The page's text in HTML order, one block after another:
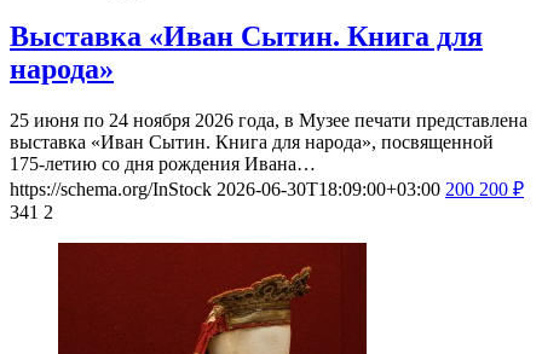
Выставка «Иван Сытин. Книга для
народа»
25 июня по 24 ноября 2026 года, в Музее печати представлена
выставка «Иван Сытин. Книга для народа», посвященной
175-летию со дня рождения Ивана…
https://schema.org/InStock 2026-06-30T18:09:00+03:00 200 200 ₽
341 2